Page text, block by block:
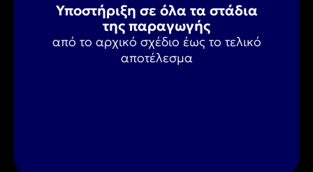
Υποστήριξη σε όλα τα στάδια
της παραγωγής
από το αρχικό σχέδιο έως το τελικό
αποτέλεσμα